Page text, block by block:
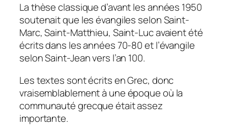
La thèse classique d’avant les années 1950
soutenait que les évangiles selon Saint-
Marc, Saint-Matthieu, Saint-Luc avaient été
écrits dans les années 70-80 et l’évangile
selon Saint-Jean vers l’an 100.
Les textes sont écrits en Grec, donc
vraisemblablement à une époque où la
communauté grecque était assez
importante.